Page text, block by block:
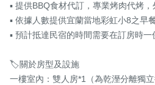
▪️ 提供BBQ食材代訂，專業烤肉代烤
▪️ 依據人數提供宜蘭當地彩虹小8之早
▪️ 預計抵達民宿的時間需要在訂房時一
🏷關於房型及設施
一樓室內：雙人房*1（為乾溼分離獨